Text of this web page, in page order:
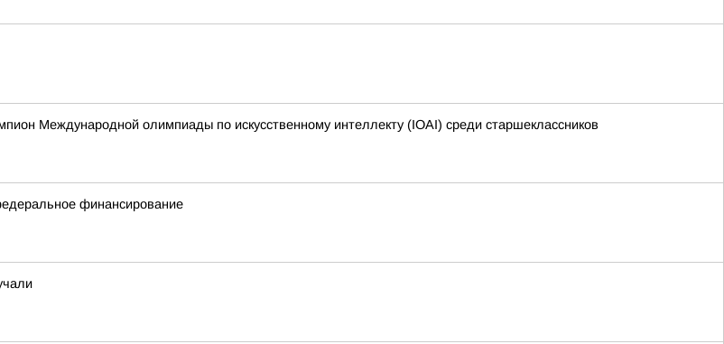
Международной олимпиады по искусственному интеллекту (IOAI) среди старшеклассников
финансирование